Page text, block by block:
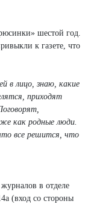
шестой год.
к газете, что
в лицо, знаю, какие
приходят
как родные люди.
все решится, что
в отделе
(вход со стороны